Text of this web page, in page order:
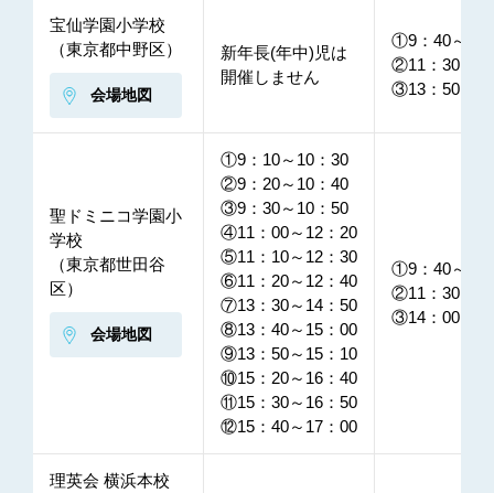
宝仙学園小学校
（東京都中野区）
会場地図
新年長(年中)児は
開催しません
①9：40～10
②11：30～
③13：50～
聖ドミニコ学園小
学校
（東京都世田谷
区）
会場地図
①9：10～10：30
②9：20～10：40
③9：30～10：50
④11：00～12：20
⑤11：10～12：30
⑥11：20～12：40
⑦13：30～14：50
⑧13：40～15：00
⑨13：50～15：10
⑩15：20～16：40
⑪15：30～16：50
⑫15：40～17：00
①9：40～10
②11：30～
③14：00～
理英会 横浜本校